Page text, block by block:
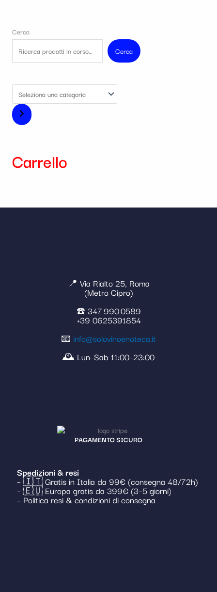
Cerca
Cerca
Carrello
📍 Via Rialto 25, Roma
(Metro Cipro)
☎️ 347 990 0589
+39 0625391854
📧 info@solovinoenoteca.it
🕰️ Lun–Sab 11:00–23:00
PAGAMENTO SICURO
Spedizioni & resi
– 🇮🇹 Gratis in Italia da 99€ (consegna 48/72h)
– 🇪🇺 Europa gratis da 399€ (3–5 giorni)
– Politica resi & condizioni di consegna